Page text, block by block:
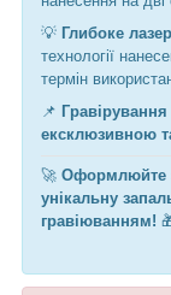
💡 Глибоке
технології
термін
📌
ексклюзивною
🚀 Оформлюйте
унікальну
гравіюванням!